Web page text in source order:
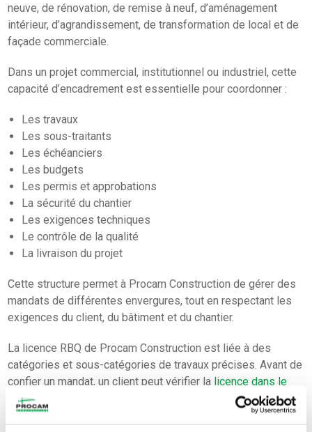
neuve, de rénovation, de remise à neuf, d’aménagement
intérieur, d’agrandissement, de transformation de local et de
façade commerciale.
Dans un projet commercial, institutionnel ou industriel, cette
capacité d’encadrement est essentielle pour coordonner :
Les travaux
Les sous-traitants
Les échéanciers
Les budgets
Les permis et approbations
La sécurité du chantier
Les exigences techniques
Le contrôle de la qualité
La livraison du projet
Cette structure permet à Procam Construction de gérer des
mandats de différentes envergures, tout en respectant les
exigences du client, du bâtiment et du chantier.
La licence RBQ de Procam Construction est liée à des
catégories et sous-catégories de travaux précises. Avant de
confier un mandat, un client peut vérifier la licence dans le
registre officiel de la RBQ
afin de confirmer les travaux
autorisés selon la nature du projet.